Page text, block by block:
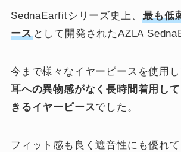
SednaEarfitシリーズ史上、最も低
ースとして開発されたAZLA
今まで様々なイヤーピースを使用し
耳への異物感がなく長時間着用し
きるイヤーピースでした。
フィット感も良く遮音性にも優れて